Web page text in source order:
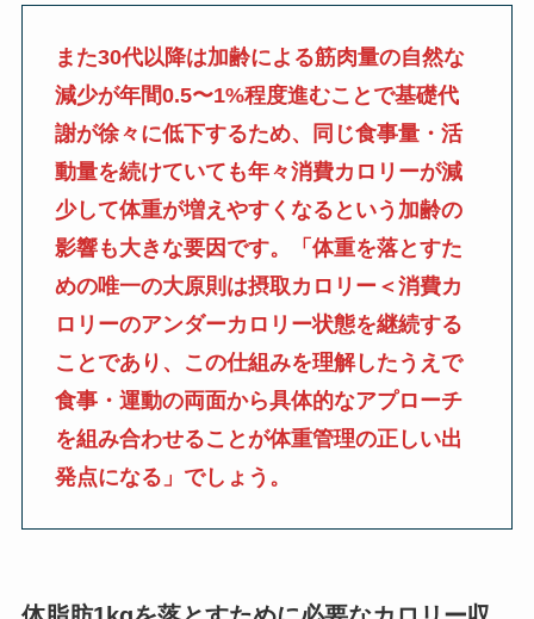
また30代以降は加齢による筋肉量の自然な
減少が年間0.5〜1%程度進むことで基礎代
謝が徐々に低下するため、同じ食事量・活
動量を続けていても年々消費カロリーが減
少して体重が増えやすくなるという加齢の
影響も大きな要因です。「体重を落とすた
めの唯一の大原則は摂取カロリー＜消費カ
ロリーのアンダーカロリー状態を継続する
ことであり、この仕組みを理解したうえで
食事・運動の両面から具体的なアプローチ
を組み合わせることが体重管理の正しい出
発点になる」でしょう。